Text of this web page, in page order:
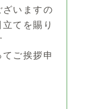
ざいますの
てを賜り
ご挨拶申